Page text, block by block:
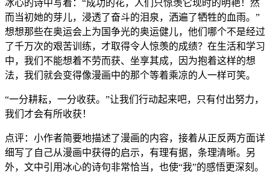
冰心的诗中写着：“成功的花，人们只惊羡它现时的明艳！然
而当初她的芽儿，浸透了奋斗的泪泉，洒遍了牺牲的血雨。”
想想那些在奥运会上为国争光的奥运健儿，他们哪个不是经过
了千万次的艰苦训练，才取得令人惊羡的成绩？在生活和学习
中，我们不能想着不劳而获、坐享其成，因为抱着这样的想
法，我们就会变得像漫画中的那个等着乘凉的人一样可笑。
“一分耕耘，一分收获。”让我们行动起来吧，只有付出努力，
我们才会有所收获！
点评：小作者简要地描述了漫画的内容，接着从正反两方面详
细写了自己从漫画中获得的启示，有理有据，条理清晰。另
外，文中引用冰心的诗句非常恰当，也使“我”的感悟更深刻。